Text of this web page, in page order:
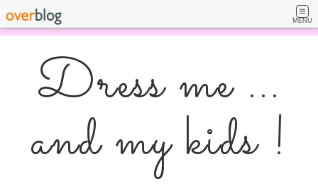
MENU
Dress me ...
and my kids !